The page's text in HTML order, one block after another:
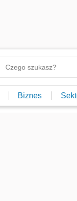
Biznes